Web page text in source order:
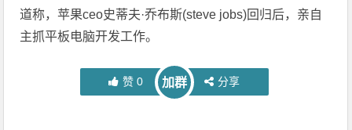
道称，苹果ceo史蒂夫·乔布斯(steve jobs)回归后，亲自
主抓平板电脑开发工作。
赞 0 加群 分享